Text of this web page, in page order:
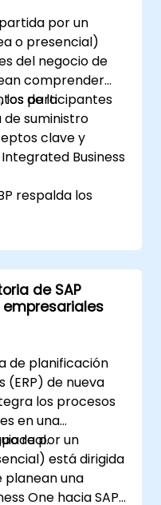
por un
o presencial)
del negocio de
comprender
de la
suministro
los participantes
clave y
Business
respalda los
de SAP IBP
con la
herramientas de
de SAP
empresariales
de planificación
(ERP) de nueva
los procesos
en una
real.por un
está dirigida
planean una
One hacia SAP